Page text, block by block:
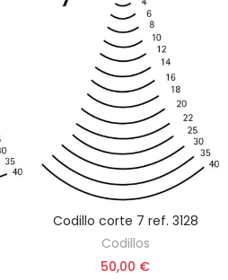
ELEGIR OPCIÓN
Codillo corte 7 ref. 3128
Codillos
50,00 €